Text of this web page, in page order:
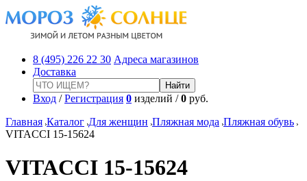
8 (495) 226 22 30 Адреса магазинов
Доставка
Вход /Регистрация 0 изделий /0 руб.
Главная Каталог Для женщин Пляжная мода Пляжная обувь
VITACCI 15-15624
VITACCI 15-15624